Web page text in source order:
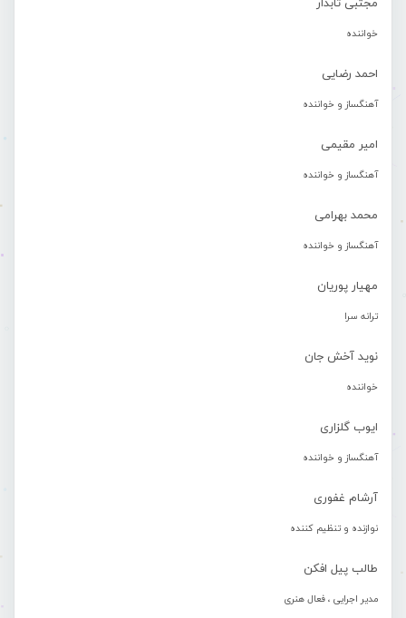
مجتبی تابدار
خواننده
احمد رضایی
آهنگساز و خواننده
امیر مقیمی
آهنگساز و خواننده
محمد بهرامی
آهنگساز و خواننده
مهیار پوریان
ترانه سرا
نوید آخش جان
خواننده
ایوب گلزاری
آهنگساز و خواننده
آرشام غفوری
نوازنده و تنظیم کننده
طالب پیل افکن
مدیر اجرایی ، فعال هنری